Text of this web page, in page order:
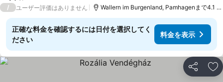
/
ユーザー評価はありません Wallern im Burgenland, Pamhagenまで4.1
正確な料金を確認するには日付を選択してく
ださい
料金を表示
シェア お